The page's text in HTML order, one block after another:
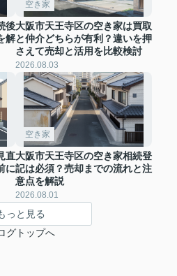
後
解
空き家
大阪市天王寺区の空き家は買取
と仲介どちらが有利？違いを押
さえて売却と活用を比較検討
2026.08.03
直
に
空き家
大阪市天王寺区の空き家相続登
記は必須？売却までの流れと注
意点を解説
2026.08.01
っと見る
グトップへ